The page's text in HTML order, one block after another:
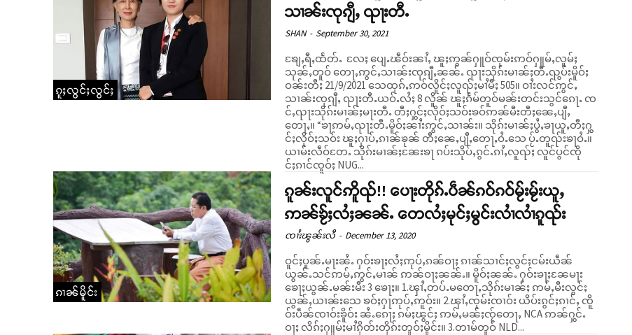
ၵူႈလွင်ႈလွင်ႈ
သၢၼ်းၸုၵျီႇ ၺႃးတီႉ
SHAN - September 30, 2021
ၶျႄႇရီႇထႅတ်ႉ လႄႈ ပျေႉၽဵဝ်းၼၢႆႇ ၽူႈဢွၼ်ႁူဝ်ၸုမ်းဢဝ်ႁူမ်ႇလူမ်ႈ
သုၼ်ႇတူဝ် တေႃႇဢွင်ႇသၢၼ်းၸုၵျီႇၼၼ်ႉ ၺႃးသိုၵ်းမၢၼ်ႈတီႉၺွပ်းမိူဝ်ႈ
ဝၼ်းတီႈ 21/9/2021 သေထုၵ်ႇဢဝ်လိူင်ႈလူၺ်ႈမၢႆမီႈ 505။ ဝၢႆးလင်ဢွင်ႇ
သၢၼ်းၸုၵျီႇ ၺႃးတီႉယဝ်ႉလႆႈ 8 လိူၼ် ၽူႈၵႅမ်တူဝ်မၼ်းတင်းသွင်ၵေႃႉ ၸ
င်ႇၺႃးသိုၵ်းမၢၼ်ႈမႃးတီႉ တီႈႁွင်ႈလိုဝ်ႈသဝ်းၶဝ်ဢၼ်မီးတီႈၼေႇပျီႇ
တေႃႇ။ “ၶႃဢမ်ႇၺႃးတီႉမိူဝ်ႈၼၢႆးဢွင်ႇသၢၼ်း။ သိုၵ်းမၢၼ်ႈပွႆႇၶႃယူႇတီႈႁွ
င်ႈလိုဝ်ႈသဝ်း ၽူႈႁၢပ်ႇၵၢၼ်ၶုၼ် တီႈၼေႇပျီႇတေႃႇဝႆႉသေ ပႂ်ႉတူၺ်းၶႃဝႆႉ။
ယၢမ်းလဵဝ်တႄႉ သိုၵ်းမၢၼ်ႈၼႄးၶႃ ၵပ်းသိုပ်ႇၵွင်ႉၵၢႆႇလူၺ်ႈ လူင်ပွင်ၸို
င်ႈၵၢင်ၸူဝ်ႈ NUG...
ၵၢၼ်မိူင်း
ၵူၼ်းလူင်ဢိူၺ်!! ပေႃးတိုၵ်ႉပဵၼ်ၵဝ်ၵဝ်မႂ်းမႂ်းယူႇ
ဢၼ်ၶႂ်ႈလႆႈၼၼ်ႉ တေလႆႈမုင်ႈမွင်းလၢႆလၢႆၵူၺ်း
ၸၢႆးၽွၼ်းလီ - December 13, 2020
ဝူင်ႈပူၼ်ႉမႃးၼႆႉ ႁဝ်းၶႃႈလႆႈဢုပ်ႇၵၼ်ဝႃႈ ၵၢၼ်သၢင်ႈလွင်ႈငမ်းယဵၼ်
ယွၼ်ႉသင်ဢမ်ႇဢွင်ႇမၢၼ် ဢၼ်ဝႃႈၼၼ်ႉ။ မိူဝ်ႈၼၼ်ႉ ႁဝ်းၶႃႈၼႄမႃး
ၶေႃႈယွၼ်ႉမၼ်းမီး 3 ၶေႃႈ။ 1.ၾၢႆႇတပ်ႉမတေႃႇသိုၵ်းမၢၼ်ႈ ဢမ်ႇမီးလွင်ႈ
ယွၼ်ႇယၢၼ်းသေ ၶဝ်ႈႁႃဢုပ်ႇဢူဝ်း။ 2.ၾၢႆႇၸုမ်းၸၢဝ်း ယိပ်းၵွင်ႈၵၢင်ႇ ၸိူ
ဝ်းပဵၼ်ၸၢဝ်းၶိူဝ်း ၼႆႉၵေႃႈ ၵမ်ႈၽွင်ႈ ဢမ်ႇမၼ်ႈၸႂ်တေႃႇ NCA ဢၼ်ႁွင်ႉ
ဝႃႈ လိၵ်ႈႁူမ်ႈမၢႆၵိုတ်းတိုၵ်းတူဝ်ႈမိူင်း။ 3.တၢမ်တူဝ် NLD...